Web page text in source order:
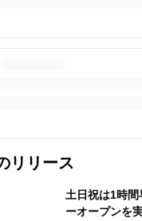
リリース
土日祝は1時間
ーオープンを